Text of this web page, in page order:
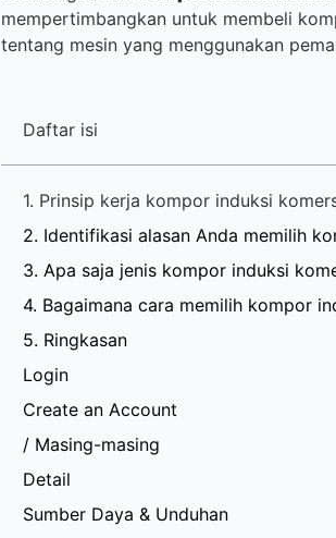
mempertimbangkan untuk membeli
tentang mesin yang menggunakan
Daftar isi
1. Prinsip kerja kompor induksi
2. Identifikasi alasan Anda memilih
3. Apa saja jenis kompor induksi
4. Bagaimana cara memilih kompor
5. Ringkasan
Login
Create an Account
/ Masing-masing
Detail
Sumber Daya & Unduhan